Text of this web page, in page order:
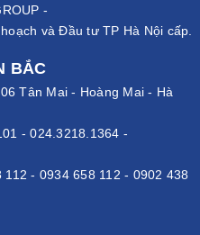
-
và Đầu tư TP Hà Nội cấp.
BẮC
Tân Mai - Hoàng Mai - Hà
-024.3218.1364 -
112 - 0934 658 112 - 0902 438